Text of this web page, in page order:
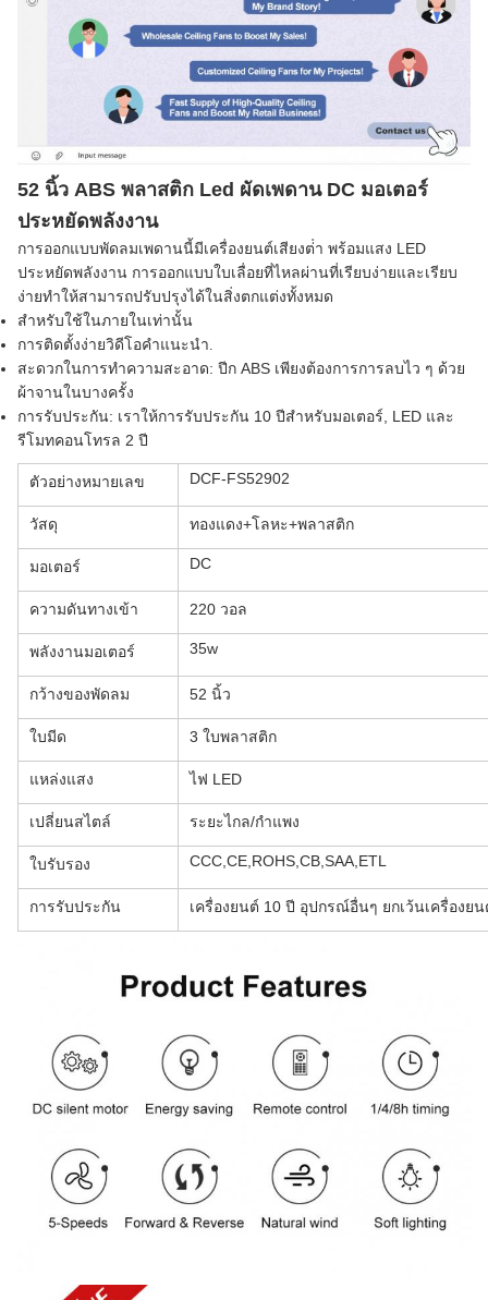
52 นิ้ว ABS พลาสติก Led ผัดเพดาน DC มอเตอร์
ประหยัดพลังงาน
การออกแบบพัดลมเพดานนี้มีเครื่องยนต์เสียงต่ํา พร้อมแสง LED
ประหยัดพลังงาน การออกแบบใบเลื่อยที่ไหลผ่านที่เรียบง่ายและเรียบ
ง่ายทําให้สามารถปรับปรุงได้ในสิ่งตกแต่งทั้งหมด
สําหรับใช้ในภายในเท่านั้น
การติดตั้งง่ายวิดีโอคําแนะนํา.
สะดวกในการทําความสะอาด: ปีก ABS เพียงต้องการการลบไว ๆ ด้วย
ผ้าจานในบางครั้ง
การรับประกัน: เราให้การรับประกัน 10 ปีสําหรับมอเตอร์, LED และ
รีโมทคอนโทรล 2 ปี
ตัวอย่างหมายเลข DCF-FS52902
วัสดุ ทองแดง+โลหะ+พลาสติก
มอเตอร์ DC
ความดันทางเข้า 220 วอล
พลังงานมอเตอร์ 35w
กว้างของพัดลม 52 นิ้ว
ใบมีด 3 ใบพลาสติก
แหล่งแสง ไฟ LED
เปลี่ยนสไตล์ ระยะไกล/กําแพง
ใบรับรอง CCC,CE,ROHS,CB,SAA,ETL
การรับประกัน เครื่องยนต์ 10 ปี อุปกรณ์อื่นๆ ยกเว้นเครื่องย